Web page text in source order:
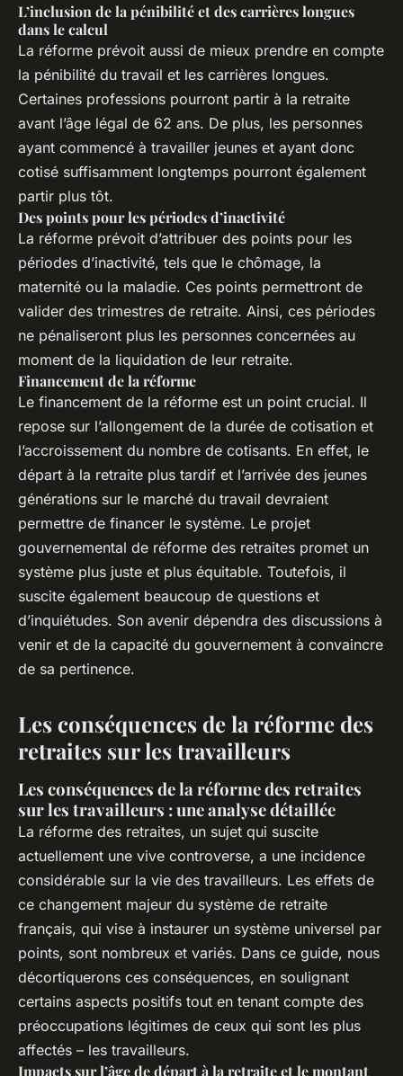
L’inclusion de la pénibilité et des carrières longues
dans le calcul
La réforme prévoit aussi de mieux prendre en compte
la pénibilité du travail et les carrières longues.
Certaines professions pourront partir à la retraite
avant l’âge légal de 62 ans. De plus, les personnes
ayant commencé à travailler jeunes et ayant donc
cotisé suffisamment longtemps pourront également
partir plus tôt.
Des points pour les périodes d’inactivité
La réforme prévoit d’attribuer des points pour les
périodes d’inactivité, tels que le chômage, la
maternité ou la maladie. Ces points permettront de
valider des trimestres de retraite. Ainsi, ces périodes
ne pénaliseront plus les personnes concernées au
moment de la liquidation de leur retraite.
Financement de la réforme
Le financement de la réforme est un point crucial. Il
repose sur l’allongement de la durée de cotisation et
l’accroissement du nombre de cotisants. En effet, le
départ à la retraite plus tardif et l’arrivée des jeunes
générations sur le marché du travail devraient
permettre de financer le système. Le projet
gouvernemental de réforme des retraites promet un
système plus juste et plus équitable. Toutefois, il
suscite également beaucoup de questions et
d’inquiétudes. Son avenir dépendra des discussions à
venir et de la capacité du gouvernement à convaincre
de sa pertinence.
Les conséquences de la réforme des
retraites sur les travailleurs
Les conséquences de la réforme des retraites
sur les travailleurs : une analyse détaillée
La réforme des retraites, un sujet qui suscite
actuellement une vive controverse, a une incidence
considérable sur la vie des travailleurs. Les effets de
ce changement majeur du système de retraite
français, qui vise à instaurer un système universel par
points, sont nombreux et variés. Dans ce guide, nous
décortiquerons ces conséquences, en soulignant
certains aspects positifs tout en tenant compte des
préoccupations légitimes de ceux qui sont les plus
affectés – les travailleurs.
Impacts sur l’âge de départ à la retraite et le montant